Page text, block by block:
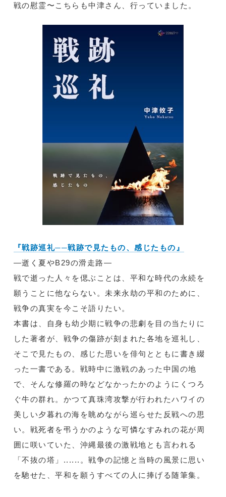
戦の慰霊〜こちらも中津さん、行っていました。
『戦跡巡礼──戦跡で見たもの、感じたもの』
―逝く夏やB29の滑走路―
戦で逝った人々を偲ぶことは、平和な時代の永続を
願うことに他ならない。未来永劫の平和のために、
戦争の真実を今こそ語りたい。
本書は、自身も幼少期に戦争の悲劇を目の当たりに
した著者が、戦争の傷跡が刻まれた各地を巡礼し、
そこで見たもの、感じた思いを俳句とともに書き綴
った一書である。戦時中に激戦のあった中国の地
で、そんな修羅の時などなかったかのようにくつろ
ぐ牛の群れ。かつて真珠湾攻撃が行われたハワイの
美しい夕暮れの海を眺めながら巡らせた反戦への思
い。戦死者を弔うかのような可憐なすみれの花が周
囲に咲いていた、沖縄最後の激戦地とも言われる
「不抜の塔」......。戦争の記憶と当時の風景に思い
を馳せた、平和を願うすべての人に捧げる随筆集。